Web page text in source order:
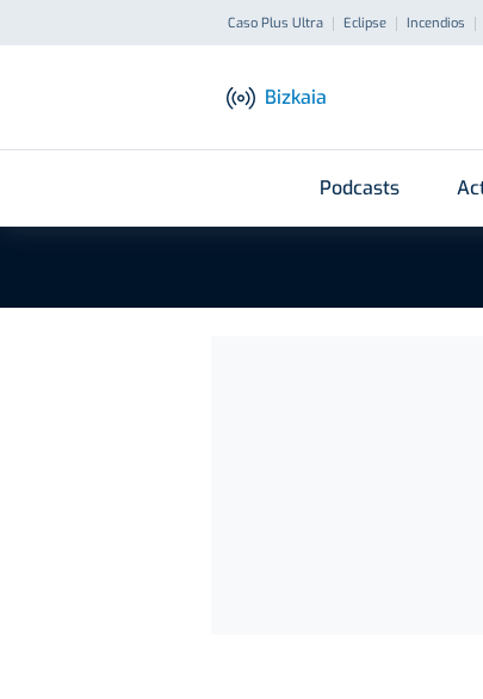
Caso Plus Ultra Eclipse Incendios
Bizkaia
Podcasts